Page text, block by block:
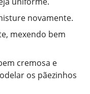
novamente.
mexendo bem
cremosa e
os pãezinhos